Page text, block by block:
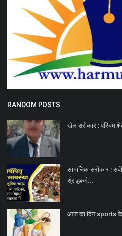
RANDOM POSTS
खेल सरोकार : पश्चिम
सामाजिक सरोकार :
श्राद्धकर्म...
आज का दिन sports के